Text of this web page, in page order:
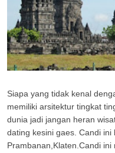
Siapa yang tidak kenal
memiliki arsitektur tingkat
dunia jadi jangan heran
dating kesini gaes. Candi ini
Prambanan,Klaten.Candi